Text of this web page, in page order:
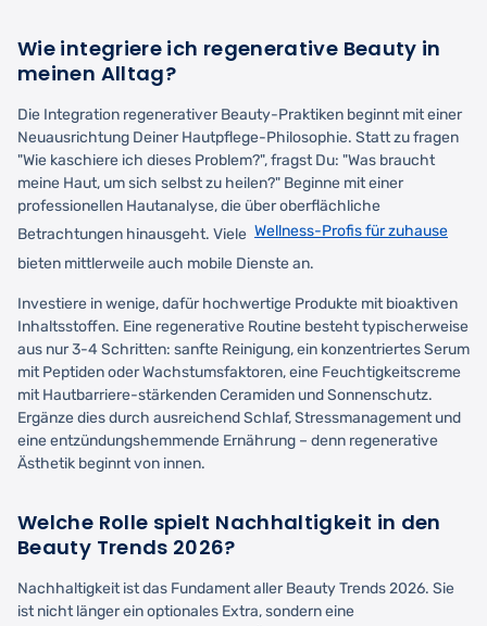
Wie integriere ich regenerative Beauty in
meinen Alltag?
Die Integration regenerativer Beauty-Praktiken beginnt mit einer
Neuausrichtung Deiner Hautpflege-Philosophie. Statt zu fragen
"Wie kaschiere ich dieses Problem?", fragst Du: "Was braucht
meine Haut, um sich selbst zu heilen?" Beginne mit einer
professionellen Hautanalyse, die über oberflächliche
Betrachtungen hinausgeht. Viele Wellness-Profis für zuhause
bieten mittlerweile auch mobile Dienste an.
Investiere in wenige, dafür hochwertige Produkte mit bioaktiven
Inhaltsstoffen. Eine regenerative Routine besteht typischerweise
aus nur 3-4 Schritten: sanfte Reinigung, ein konzentriertes Serum
mit Peptiden oder Wachstumsfaktoren, eine Feuchtigkeitscreme
mit Hautbarriere-stärkenden Ceramiden und Sonnenschutz.
Ergänze dies durch ausreichend Schlaf, Stressmanagement und
eine entzündungshemmende Ernährung – denn regenerative
Ästhetik beginnt von innen.
Welche Rolle spielt Nachhaltigkeit in den
Beauty Trends 2026?
Nachhaltigkeit ist das Fundament aller Beauty Trends 2026. Sie
ist nicht länger ein optionales Extra, sondern eine